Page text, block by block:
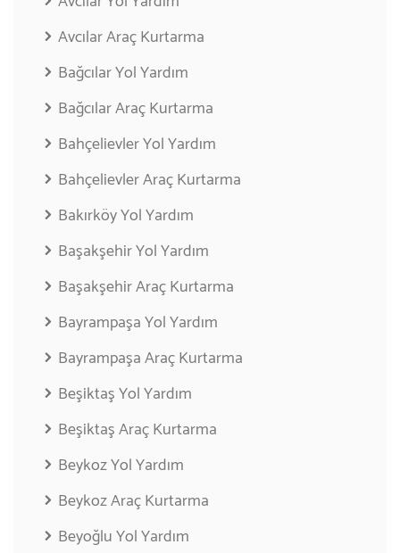
Avcılar Araç Kurtarma
Bağcılar Yol Yardım
Bağcılar Araç Kurtarma
Bahçelievler Yol Yardım
Bahçelievler Araç Kurtarma
Bakırköy Yol Yardım
Başakşehir Yol Yardım
Başakşehir Araç Kurtarma
Bayrampaşa Yol Yardım
Bayrampaşa Araç Kurtarma
Beşiktaş Yol Yardım
Beşiktaş Araç Kurtarma
Beykoz Yol Yardım
Beykoz Araç Kurtarma
Beyoğlu Yol Yardım